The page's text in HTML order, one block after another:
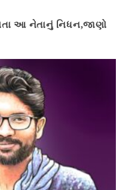
આ નેતાનું નિધન,જાણો